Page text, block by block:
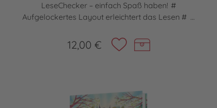
LeseChecker – einfach Spaß haben! #
Aufgelockertes Layout erleichtert das Lesen # ...
12,00 €